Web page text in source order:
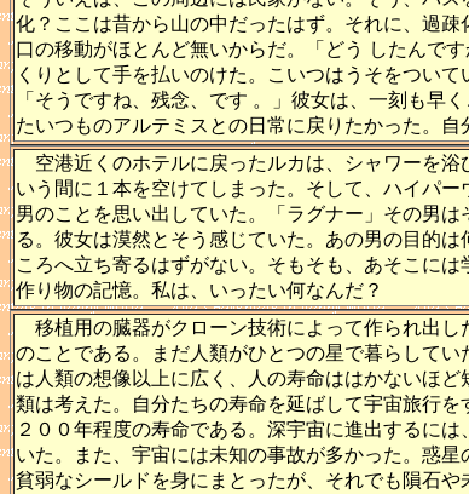
化？ここは昔から山の中だったはず。それに、過
口の移動がほとんど無いからだ。「どう したんで
くりとして手を払いのけた。こいつはうそをつい
「そうですね、残念、です 。」彼女は、一刻も早
たいつものアルテミスとの日常に戻りたかった。自
空港近くのホテルに戻ったルカは、シャワーを浴
いう間に１本を空けてしまった。そして、ハイパ
男のことを思い出していた。「ラグナー」その男
る。彼女は漠然とそう感じていた。あの男の目的
ころへ立ち寄るはずがない。そもそも、あそこに
作り物の記憶。私は、いったい何なんだ？
移植用の臓器がクローン技術によって作られ出し
のことである。まだ人類がひとつの星で暮らして
は人類の想像以上に広く、人の寿命ははかないほ
類は考えた。自分たちの寿命を延ばして宇宙旅行
２００年程度の寿命である。深宇宙に進出するに
いた。また、宇宙には未知の事故が多かった。惑星
貧弱なシールドを身にまとったが、それでも隕石